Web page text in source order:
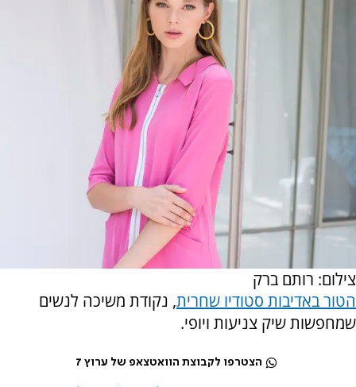
צילום: רותם ברק
הטור באדיבות סטודיו שחרית, נקודת משיכה לנשים
שמחפשות שיק צניעות ויופי.
הצטרפו לקבוצת הוואטצאפ של ערוץ 7